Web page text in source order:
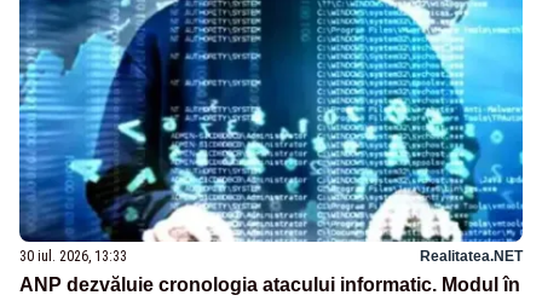
30 iul. 2026, 13:33 Realitatea.NET
ANP dezvăluie cronologia atacului informatic. Modul în